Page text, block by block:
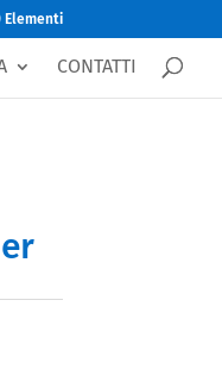
Elementi
CONTATTI